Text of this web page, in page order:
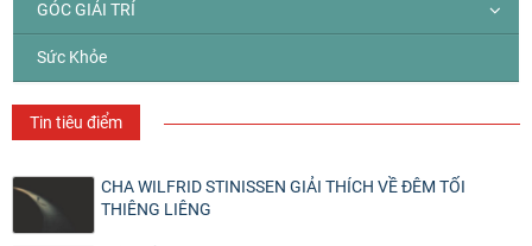
GÓC GIẢI TRÍ
Sức Khỏe
Tin tiêu điểm
CHA WILFRID STINISSEN GIẢI THÍCH VỀ ĐÊM TỐI
THIÊNG LIÊNG